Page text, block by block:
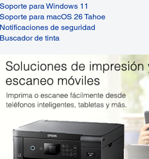
Soporte para Windows 11
Soporte para macOS 26 Tahoe
Notificaciones de seguridad
Buscador de tinta